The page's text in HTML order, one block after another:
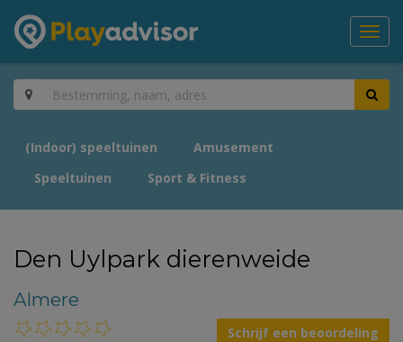
(Indoor) speeltuinen
Amusement
Speeltuinen
Sport & Fitness
Den Uylpark dierenweide
Almere
Schrijf een beoordeling